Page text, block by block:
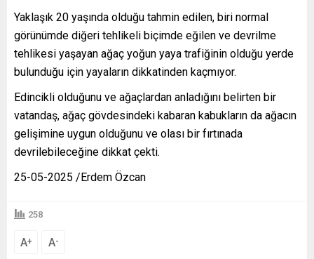
Yaklaşık 20 yaşında olduğu tahmin edilen, biri normal
görünümde diğeri tehlikeli biçimde eğilen ve devrilme
tehlikesi yaşayan ağaç yoğun yaya trafiğinin olduğu yerde
bulunduğu için yayaların dikkatinden kaçmıyor.
Edincikli olduğunu ve ağaçlardan anladığını belirten bir
vatandaş, ağaç gövdesindeki kabaran kabukların da ağacın
gelişimine uygun olduğunu ve olası bir fırtınada
devrilebileceğine dikkat çekti.
25-05-2025 /Erdem Özcan
258
A+ A-